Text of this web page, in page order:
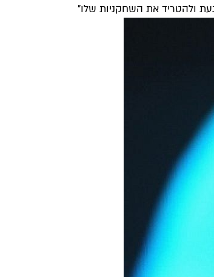
ולהטריד את השחקניות שלו"